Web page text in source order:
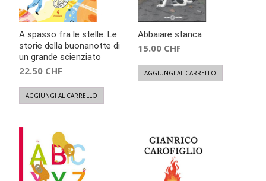
A spasso fra le stelle. Le
storie della buonanotte di
un grande scienziato
22.50 CHF
AGGIUNGI AL CARRELLO
Abbaiare stanca
15.00 CHF
AGGIUNGI AL CARRELLO